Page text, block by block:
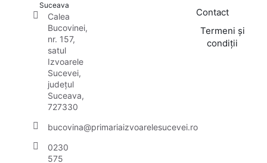
Suceava
Calea
Bucovinei,
nr. 157,
satul
Izvoarele
Sucevei,
județul
Suceava,
727330
bucovina@primariaizvoarelesucevei.ro
0230
575
Contact
Termeni și
condiții